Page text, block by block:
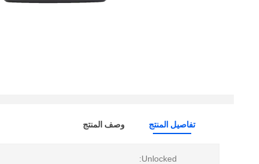
تفاصيل المنتج وصف المنتج
Unlocked: